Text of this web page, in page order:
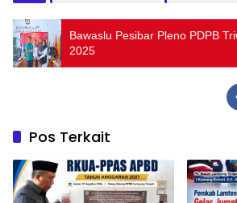
Bawaslu Pesibar Pleno PDPB
2025
Pos Terkait